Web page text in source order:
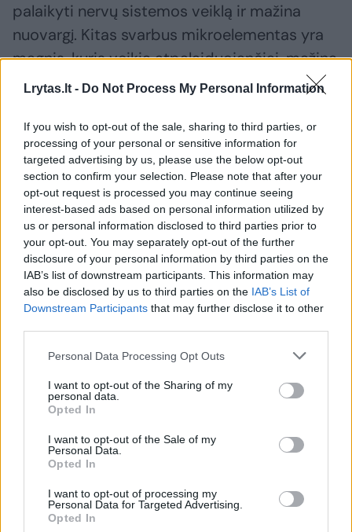
Lrytas.lt - Do Not Process My Personal Information
If you wish to opt-out of the sale, sharing to third parties, or
processing of your personal or sensitive information for
targeted advertising by us, please use the below opt-out
section to confirm your selection. Please note that after your
opt-out request is processed you may continue seeing
interest-based ads based on personal information utilized by
us or personal information disclosed to third parties prior to
your opt-out. You may separately opt-out of the further
disclosure of your personal information by third parties on the
IAB’s list of downstream participants. This information may
also be disclosed by us to third parties on the IAB’s List of
Downstream Participants that may further disclose it to other
Personal Data Processing Opt Outs
I want to opt-out of the Sharing of my
personal data.
Opted In
I want to opt-out of the Sale of my
Personal Data.
Opted In
I want to opt-out of processing my
Personal Data for Targeted Advertising.
Opted In
palaikyti nervų sistemos veiklą ir mažina
nuovargį. Kitas svarbus mikroelementas yra
magnis, kuris veikia atpalaiduojančiai, mažina
stresą“, – teigia vaistininkė.
Pasak E. Petrulėnės, paauglių ir suaugusiųjų
poreikiai pereinamuoju laikotarpiu skiriasi:
vaikams ir paaugliams dažnai reikia su
augimo, pažinimo, dėmesio koncentracijos
funkcija susijusių vitaminų ir mikroelementų,
todėl Omega-3 riebalų rūgštys, kalcis, geležis,
magnis ir vitaminas D yra ypač svarbūs.
„Tuo tarpu suaugusiems svarbus platesnis
spektras – nuo energiją palaikančių B grupės
Juos renkantis, svarbu pasikonsultuoti su
gydytoju ar vaistininku“, – sako E. Petrulėnė.
Vaistininkė pabrėžia, jog kovoti su stresu,
nuovargiu ir gerinti nuotaiką padeda ir
natūralios priemonės – adaptogeniniai